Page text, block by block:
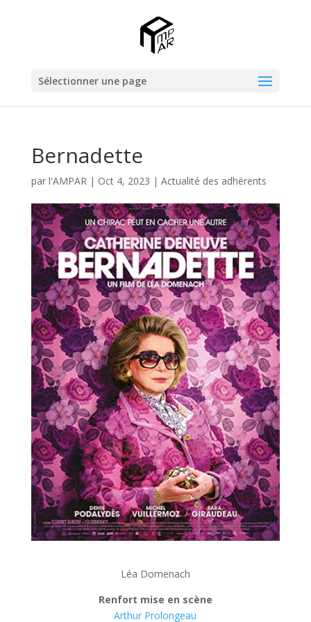
Sélectionner une page
Bernadette
par l'AMPAR| Oct 4, 2023 | Actualité des adhérents
Léa Domenach
Renfort mise en scène
Arthur Prolongeau